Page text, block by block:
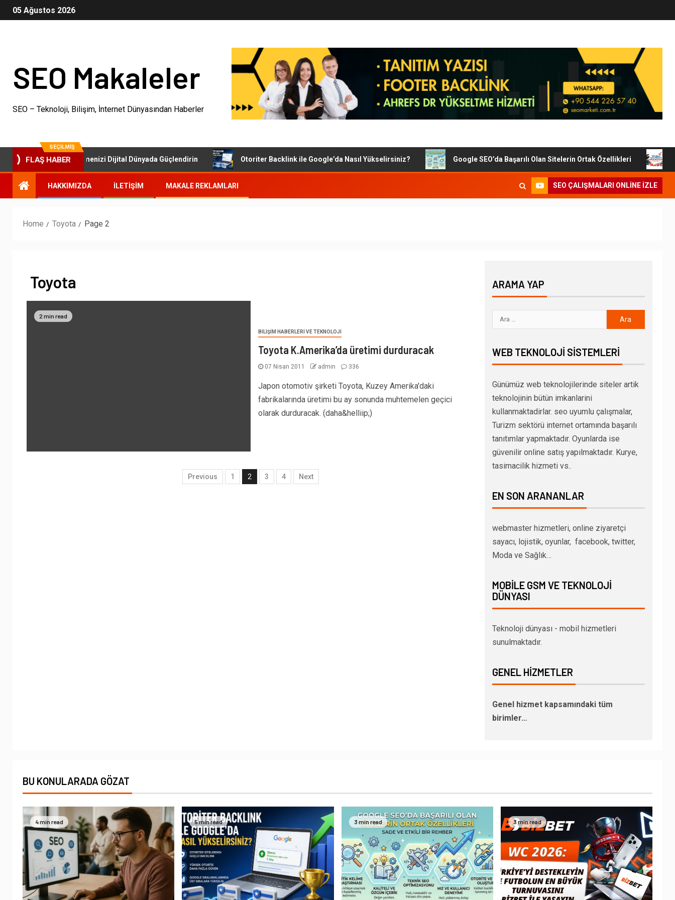
05 Ağustos 2026
SEO Makaleler
SEO – Teknoloji, Bilişim, İnternet Dünyasından Haberler
SEÇILMIŞ
FLAŞ HABER
SEO Paketleri: İşletmenizi Dijital Dünyada Güçlendirin Otoriter Backlink ile Google’da Nasıl Yükselirsiniz? Google SEO’da Başarılı Olan Sitelerin Ortak Özellikleri
HAKKIMIZDA İLETIŞIM MAKALE REKLAMLARI SEO ÇALIŞMALARI ONLINE IZLE
Home Toyota Page 2
Toyota
2 min read
BILIŞIM HABERLERI VE TEKNOLOJI
Toyota K.Amerika’da üretimi durduracak
07 Nisan 2011 admin 336
Japon otomotiv şirketi Toyota, Kuzey Amerika'daki
fabrikalarında üretimi bu ay sonunda muhtemelen geçici
olarak durduracak. (daha&helliip;)
Previous 1 2 3 4 Next
ARAMA YAP
WEB TEKNOLOJI SISTEMLERI
Günümüz web teknolojilerinde siteler artik
teknolojinin bütün imkanlarini
kullanmaktadirlar. seo uyumlu çalışmalar,
Turizm sektörü internet ortamında başarılı
tanıtımlar yapmaktadır. Oyunlarda ise
güvenilir online satış yapılmaktadır. Kurye,
tasimacilik hizmeti vs..
EN SON ARANANLAR
webmaster hizmetleri, online ziyaretçi
sayacı, lojistik, oyunlar, facebook, twitter,
Moda ve Sağlık…
MOBILE GSM VE TEKNOLOJI
DÜNYASI
Teknoloji dünyası - mobil hizmetleri
sunulmaktadır.
GENEL HIZMETLER
Genel hizmet kapsamındaki tüm
birimler…
BU KONULARADA GÖZAT
4 min read 5 min read 3 min read 3 min read